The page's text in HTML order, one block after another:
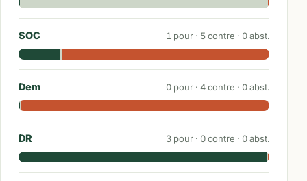
SOC 1 pour · 5contre · 0abst.
Dem 0 pour · 4contre · 0abst.
DR 3 pour · 0contre · 0abst.